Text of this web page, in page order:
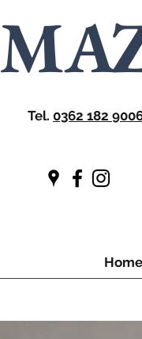
Tel. 0362 182
Home